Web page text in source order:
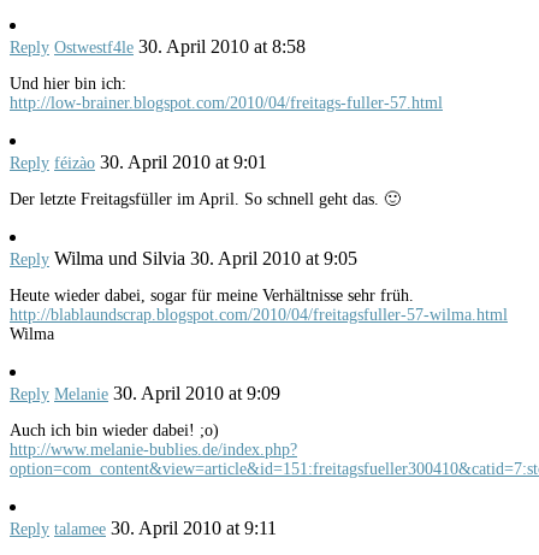
Reply Ostwestf4le 30. April 2010 at 8:58
Und hier bin ich:
http://low-brainer.blogspot.com/2010/04/freitags-fuller-57.html
Reply féizào 30. April 2010 at 9:01
Der letzte Freitagsfüller im April. So schnell geht das. 🙂
Reply Wilma und Silvia 30. April 2010 at 9:05
Heute wieder dabei, sogar für meine Verhältnisse sehr früh.
http://blablaundscrap.blogspot.com/2010/04/freitagsfuller-57-wilma.html
Wilma
Reply Melanie 30. April 2010 at 9:09
Auch ich bin wieder dabei! ;o)
http://www.melanie-bublies.de/index.php?
Reply talamee 30. April 2010 at 9:11